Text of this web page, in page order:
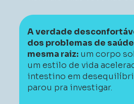
A verdade
dos problemas de
mesma raiz: um corpo
um estilo de vida
intestino em
parou pra investigar.